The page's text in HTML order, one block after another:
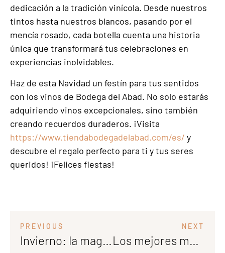
dedicación a la tradición vinícola. Desde nuestros
tintos hasta nuestros blancos, pasando por el
mencía rosado, cada botella cuenta una historia
única que transformará tus celebraciones en
experiencias inolvidables.
Haz de esta Navidad un festín para tus sentidos
con los vinos de Bodega del Abad. No solo estarás
adquiriendo vinos excepcionales, sino también
creando recuerdos duraderos. ¡Visita
https://www.tiendabodegadelabad.com/es/ y
descubre el regalo perfecto para ti y tus seres
queridos! ¡Felices fiestas!
PREVIOUS
Invierno: la magia del viñedo en Bodega del Abad
NEXT
Los mejores maridajes de la Navidad, ¡con Bodega del Abad!